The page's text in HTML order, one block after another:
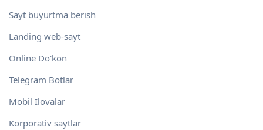
Sayt buyurtma berish
Landing web-sayt
Online Do'kon
Telegram Botlar
Mobil Ilovalar
Korporativ saytlar